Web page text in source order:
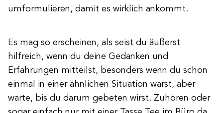
umformulieren, damit es wirklich ankommt.
Es mag so erscheinen, als seist du äußerst
hilfreich, wenn du deine Gedanken und
Erfahrungen mitteilst, besonders wenn du schon
einmal in einer ähnlichen Situation warst, aber
warte, bis du darum gebeten wirst. Zuhören oder